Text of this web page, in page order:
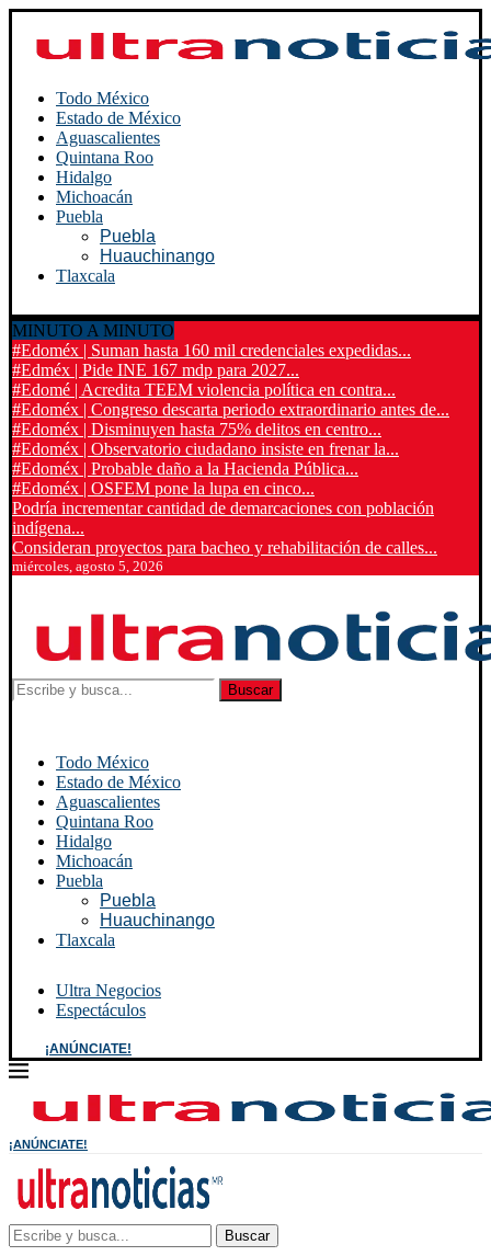
Todo México
Estado de México
Aguascalientes
Quintana Roo
Hidalgo
Michoacán
Puebla
Puebla
Huauchinango
Tlaxcala
MINUTO A MINUTO
#Edoméx | Suman hasta 160 mil credenciales expedidas...
#Edméx | Pide INE 167 mdp para 2027...
#Edomé | Acredita TEEM violencia política en contra...
#Edoméx | Congreso descarta periodo extraordinario antes de...
#Edoméx | Disminuyen hasta 75% delitos en centro...
#Edoméx | Observatorio ciudadano insiste en frenar la...
#Edoméx | Probable daño a la Hacienda Pública...
#Edoméx | OSFEM pone la lupa en cinco...
Podría incrementar cantidad de demarcaciones con población
indígena...
Consideran proyectos para bacheo y rehabilitación de calles...
miércoles, agosto 5, 2026
Buscar
Todo México
Estado de México
Aguascalientes
Quintana Roo
Hidalgo
Michoacán
Puebla
Puebla
Huauchinango
Tlaxcala
Ultra Negocios
Espectáculos
¡ANÚNCIATE!
¡ANÚNCIATE!
Buscar